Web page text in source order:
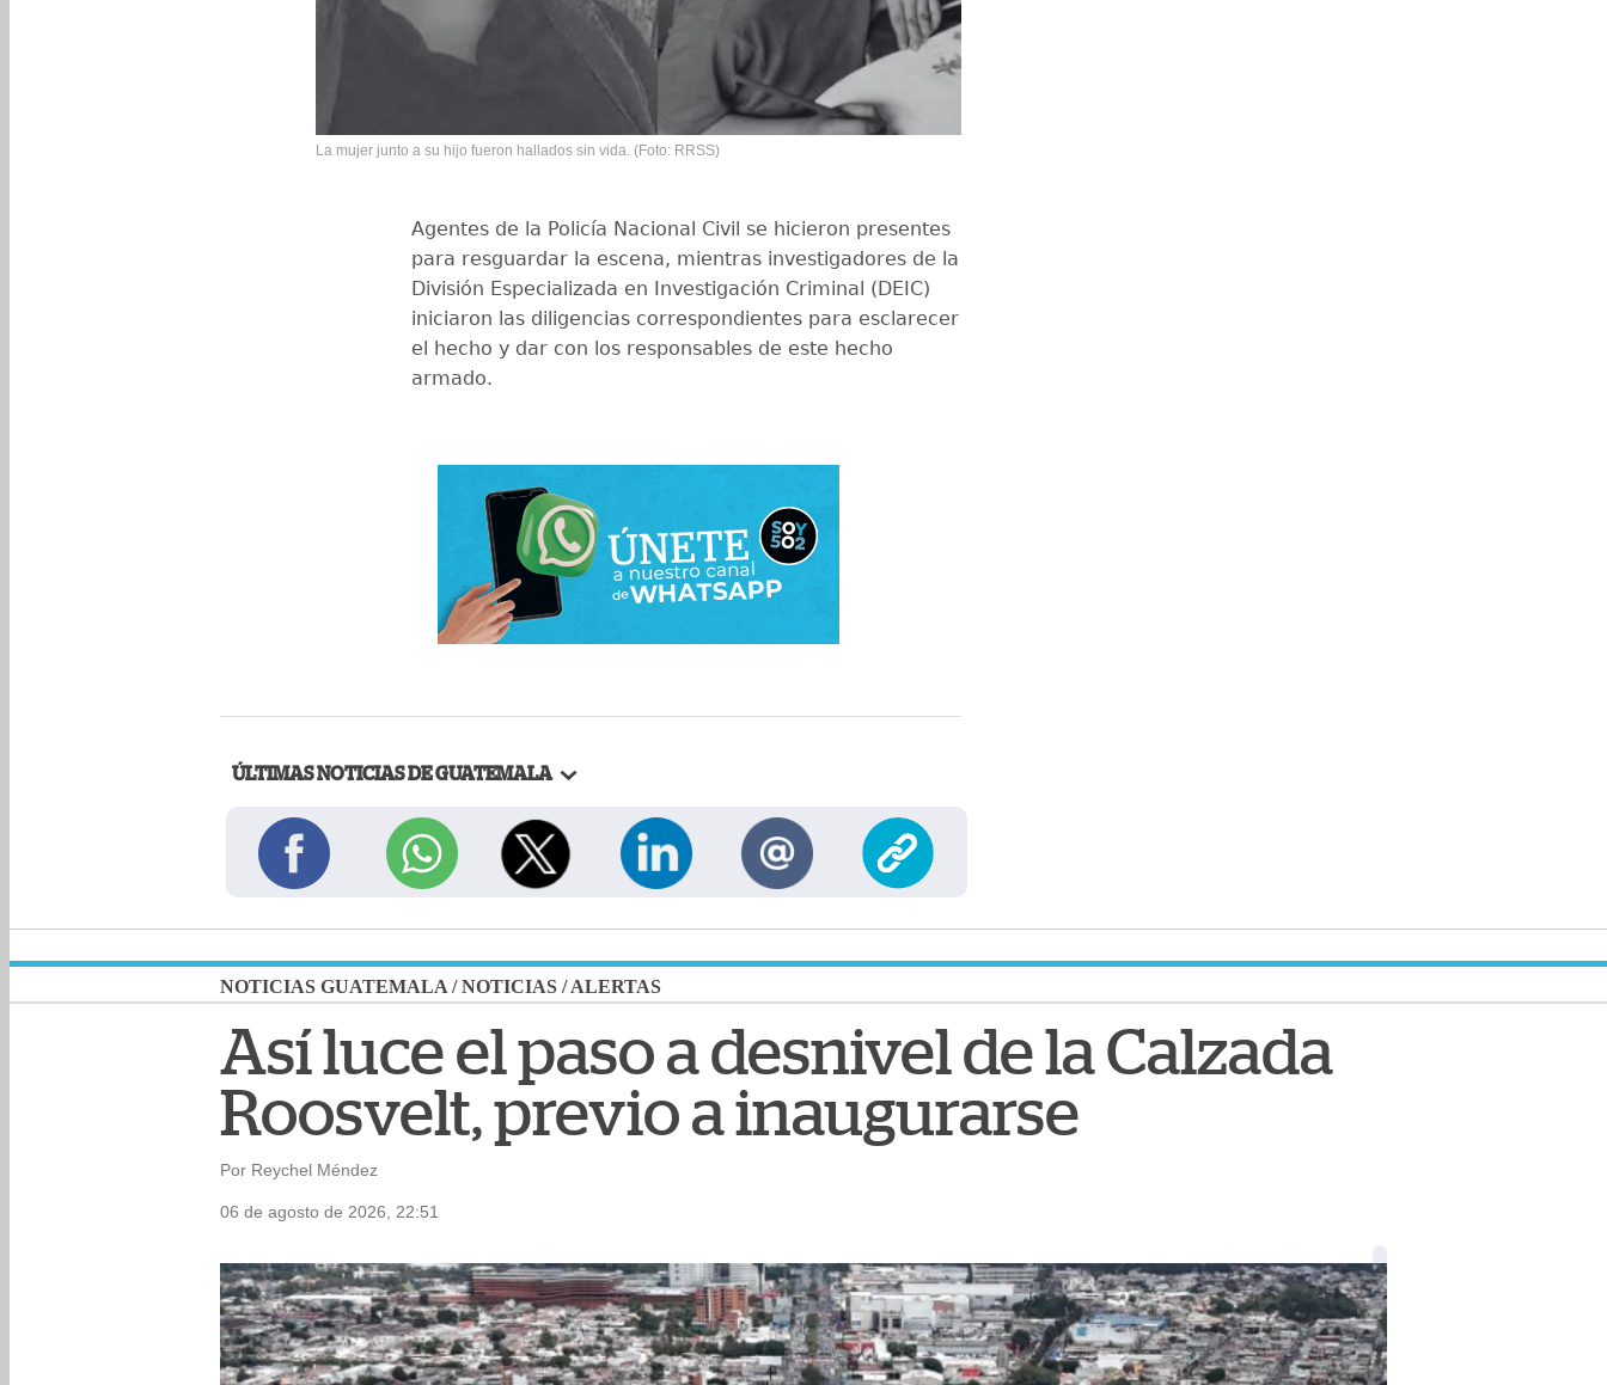
La mujer junto a su hijo fueron hallados sin vida. (Foto: RRSS)
Agentes de la Policía Nacional Civil se hicieron presentes
para resguardar la escena, mientras investigadores de la
División Especializada en Investigación Criminal (DEIC)
iniciaron las diligencias correspondientes para esclarecer
el hecho y dar con los responsables de este hecho
armado.
ÚLTIMAS NOTICIAS DE GUATEMALA
NOTICIAS GUATEMALA /NOTICIAS /ALERTAS
Así luce el paso a desnivel de la Calzada
Roosvelt, previo a inaugurarse
Por Reychel Méndez
06 de agosto de 2026, 22:51